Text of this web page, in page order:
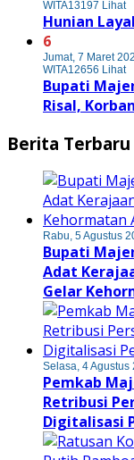
WITA13197 Lihat
Hunian
6
Jumat, 7 Maret
WITA12656 Lihat
Bupati
Risal,
Berita Terbaru
Rabu, 5 Agustus
Bupati
Adat
Gelar
Selasa, 4 Agustus
Pemkab
Retribusi
Digitalisasi